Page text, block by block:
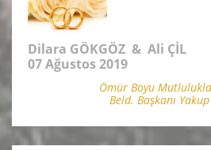
Dilara GÖKGÖZ & Ali ÇİL
07 Ağustos 2019
Ömür Boyu
Beld. Başkanı Yakup